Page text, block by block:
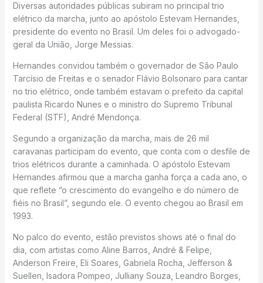
Diversas autoridades públicas subiram no principal trio
elétrico da marcha, junto ao apóstolo Estevam Hernandes,
presidente do evento no Brasil. Um deles foi o advogado-
geral da União, Jorge Messias.
Hernandes convidou também o governador de São Paulo
Tarcísio de Freitas e o senador Flávio Bolsonaro para cantar
no trio elétrico, onde também estavam o prefeito da capital
paulista Ricardo Nunes e o ministro do Supremo Tribunal
Federal (STF), André Mendonça.
Segundo a organização da marcha, mais de 26 mil
caravanas participam do evento, que conta com o desfile de
trios elétricos durante a caminhada. O apóstolo Estevam
Hernandes afirmou que a marcha ganha força a cada ano, o
que reflete “o crescimento do evangelho e do número de
fiéis no Brasil”, segundo ele. O evento chegou ao Brasil em
1993.
No palco do evento, estão previstos shows até o final do
dia, com artistas como Aline Barros, André & Felipe,
Anderson Freire, Eli Soares, Gabriela Rocha, Jefferson &
Suellen, Isadora Pompeo, Julliany Souza, Leandro Borges,